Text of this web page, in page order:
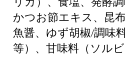
かつお節エキス、昆
魚醤、ゆず胡椒/調味
等）、甘味料（ソル